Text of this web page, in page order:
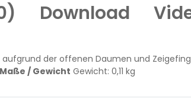
) Download
der offenen Daumen und
Maße / Gewicht Gewicht: 0,11 kg